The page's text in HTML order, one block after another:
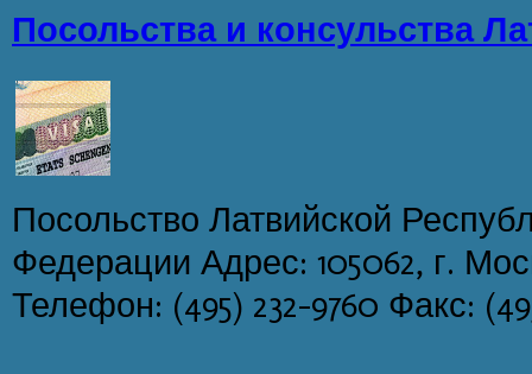
Посольства и консульства
Посольство Латвийской
Федерации Адрес: 105062, г.
Телефон: (495) 232-9760 Факс: